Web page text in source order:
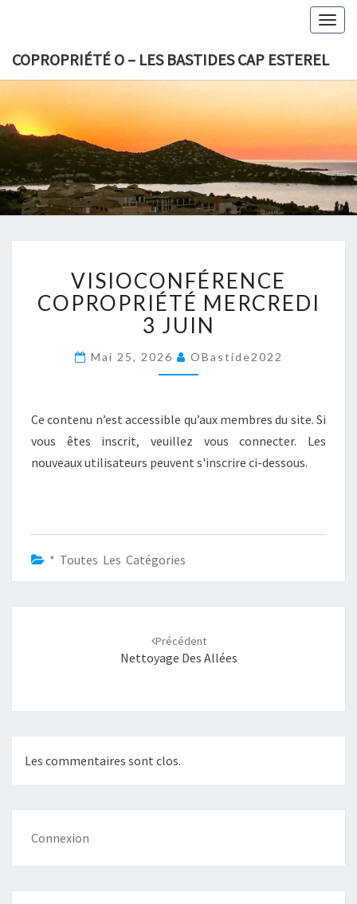
COPROPRIÉTÉ O – LES BASTIDES CAP ESTEREL
O –
CAP
COPROPRIÉTÉ
MERCREDI
3
JUIN
VISIOCONFÉRENCE
COPROPRIÉTÉ MERCREDI
3 JUIN
Mai 25, 2026 OBastide2022
Ce contenu n’est accessible qu’aux membres du site. Si
vous êtes inscrit, veuillez vous connecter. Les
nouveaux utilisateurs peuvent s'inscrire ci-dessous.
* Toutes Les Catégories
Précédent
Nettoyage Des Allées
Les commentaires sont clos.
Connexion